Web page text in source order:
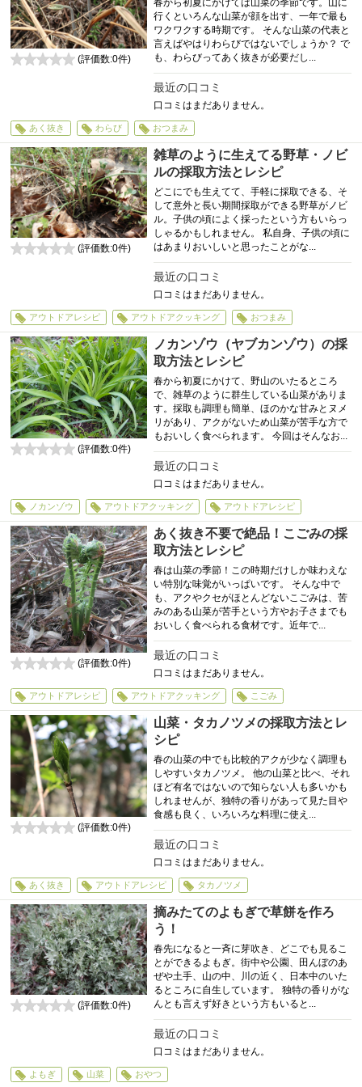
春から初夏にかけては山菜の季節です。山に
行くといろんな山菜が顔を出す、一年で最も
ワクワクする時期です。 そんな山菜の代表と
言えばやはりわらびではないでしょうか？ で
も、わらびってあく抜きが必要だし...
最近の口コミ
口コミはまだありません。
(評価数:0件)
あく抜き わらび おつまみ
雑草のように生えてる野草・ノビ
ルの採取方法とレシピ
どこにでも生えてて、手軽に採取できる、そ
して意外と長い期間採取ができる野草がノビ
ル。子供の頃によく採ったという方もいらっ
しゃるかもしれません。 私自身、子供の頃に
はあまりおいしいと思ったことがな...
最近の口コミ
口コミはまだありません。
(評価数:0件)
アウトドアレシピ アウトドアクッキング おつまみ
ノカンゾウ（ヤブカンゾウ）の採
取方法とレシピ
春から初夏にかけて、野山のいたるところ
で、雑草のように群生している山菜がありま
す。採取も調理も簡単、ほのかな甘みとヌメ
リがあり、アクがないため山菜が苦手な方で
もおいしく食べられます。 今回はそんなお...
最近の口コミ
口コミはまだありません。
(評価数:0件)
ノカンゾウ アウトドアクッキング アウトドアレシピ
あく抜き不要で絶品！こごみの採
取方法とレシピ
春は山菜の季節！この時期だけしか味わえな
い特別な味覚がいっぱいです。 そんな中で
も、アクやクセがほとんどないこごみは、苦
みのある山菜が苦手という方やお子さまでも
おいしく食べられる食材です。近年で...
最近の口コミ
口コミはまだありません。
(評価数:0件)
アウトドアレシピ アウトドアクッキング こごみ
山菜・タカノツメの採取方法とレ
シピ
春の山菜の中でも比較的アクが少なく調理も
しやすいタカノツメ。 他の山菜と比べ、それ
ほど有名ではないので知らない人も多いかも
しれませんが、独特の香りがあって見た目や
食感も良く、いろいろな料理に使え...
最近の口コミ
口コミはまだありません。
(評価数:0件)
あく抜き アウトドアレシピ タカノツメ
摘みたてのよもぎで草餅を作ろ
う！
春先になると一斉に芽吹き、どこでも見るこ
とができるよもぎ。街中や公園、田んぼのあ
ぜや土手、山の中、川の近く、日本中のいた
るところに自生しています。 独特の香りがな
んとも言えず好きという方もいると...
最近の口コミ
口コミはまだありません。
(評価数:0件)
よもぎ 山菜 おやつ